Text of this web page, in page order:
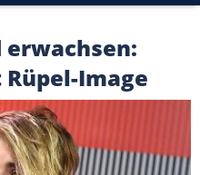
Image